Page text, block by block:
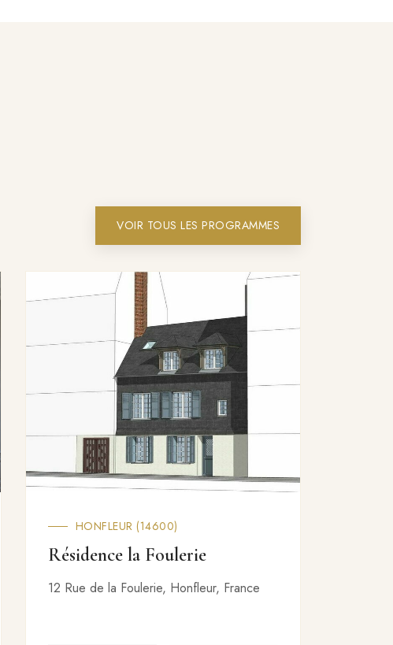
VOIR TOUS LES PROGRAMMES
HONFLEUR (14600)
Résidence la Foulerie
12 Rue de la Foulerie, Honfleur, France